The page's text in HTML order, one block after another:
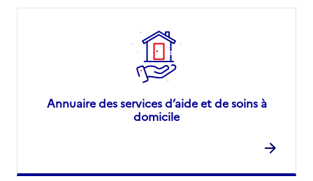
Annuaire des services d’aide et de soins à
domicile